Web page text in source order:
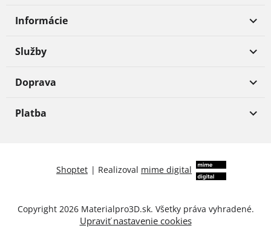
Informácie
Služby
Doprava
Platba
Shoptet | Realizoval mime digital
Copyright 2026 Materialpro3D.sk. Všetky práva vyhradené.
Upraviť nastavenie cookies